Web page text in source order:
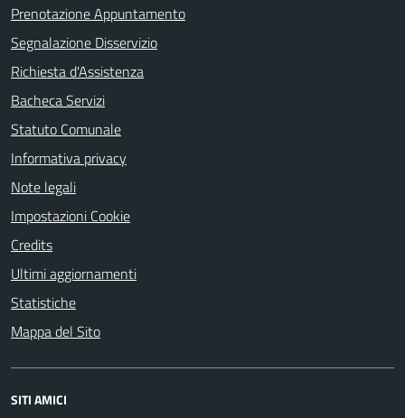
Prenotazione Appuntamento
Segnalazione Disservizio
Richiesta d'Assistenza
Bacheca Servizi
Statuto Comunale
Informativa privacy
Note legali
Impostazioni Cookie
Credits
Ultimi aggiornamenti
Statistiche
Mappa del Sito
SITI AMICI